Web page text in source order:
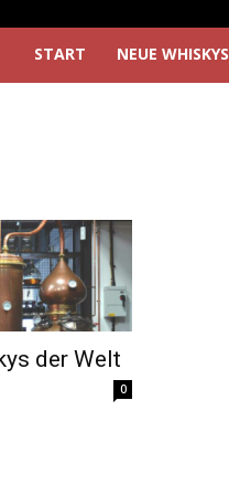
START NEUE WHISKYS
der Welt
0